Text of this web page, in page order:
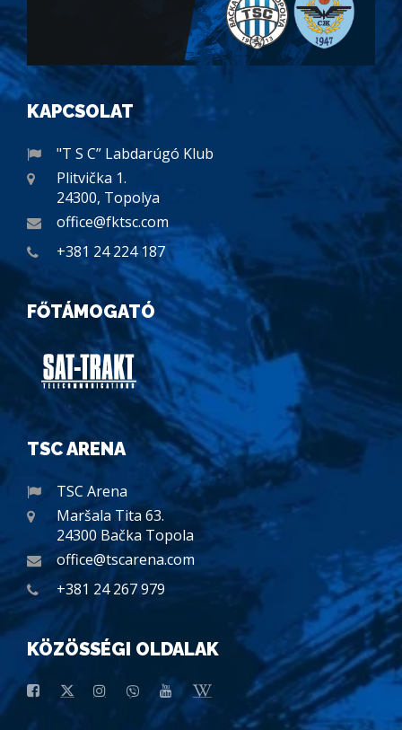
KAPCSOLAT
"T S C” Labdarúgó Klub
Plitvička 1.
24300, Topolya
office@fktsc.com
+381 24 224 187
FŐTÁMOGATÓ
TSC ARENA
TSC Arena
Maršala Tita 63.
24300 Bačka Topola
office@tscarena.com
+381 24 267 979
KÖZÖSSÉGI OLDALAK